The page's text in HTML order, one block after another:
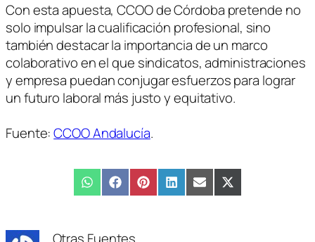
Con esta apuesta, CCOO de Córdoba pretende no
solo impulsar la cualificación profesional, sino
también destacar la importancia de un marco
colaborativo en el que sindicatos, administraciones
y empresa puedan conjugar esfuerzos para lograr
un futuro laboral más justo y equitativo.
Fuente:CCOO Andalucía.
Compartir
en
WhatsAppCompartir
en
FacebookCompartir
en
PinterestCompartir
en
LinkedInCompartir
en
EmailCompartir
en
X
(Twitter)